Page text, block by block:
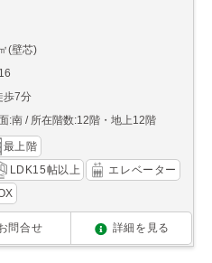
(壁芯)
歩7分
:南 所在階数:12階・地上12階
最上階
LDK15帖以上
エレベーター
問合せ 詳細を見る